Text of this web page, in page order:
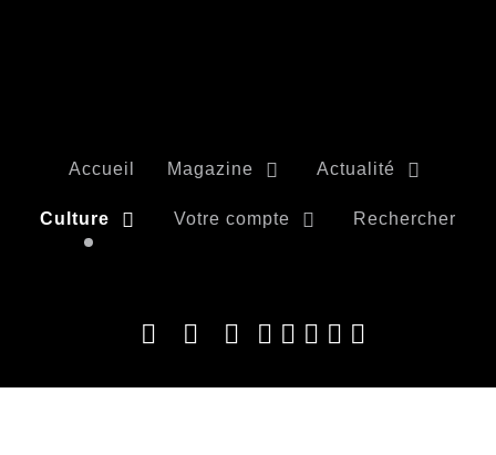
Accueil Magazine Actualité
Culture Votre compte Rechercher